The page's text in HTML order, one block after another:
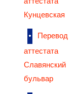
Кунцевская
Перевод
аттестата
Славянский
бульвар